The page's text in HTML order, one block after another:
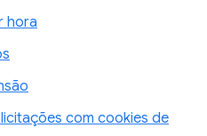
hora
com cookies de